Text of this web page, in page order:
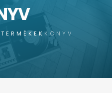
TERMÉKEK KÖNYV